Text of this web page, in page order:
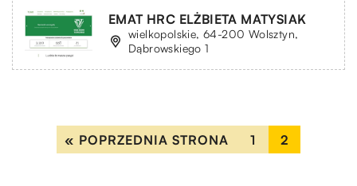
EMAT HRC ELŻBIETA MATYSIAK
wielkopolskie, 64-200 Wolsztyn,
Dąbrowskiego 1
« POPRZEDNIA STRONA 1 2